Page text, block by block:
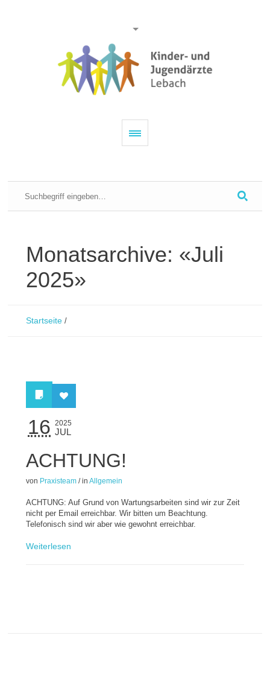
Monatsarchive: «Juli
2025»
Startseite /
16 2025
JUL
ACHTUNG!
von Praxisteam / inAllgemein
ACHTUNG: Auf Grund von Wartungsarbeiten sind wir zur Zeit
nicht per Email erreichbar. Wir bitten um Beachtung.
Telefonisch sind wir aber wie gewohnt erreichbar.
Weiterlesen